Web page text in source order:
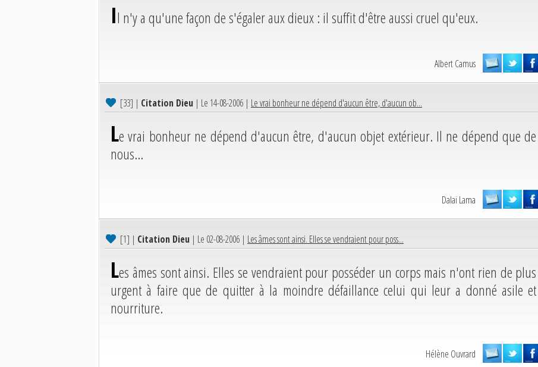
Il n'y a qu'une façon de s'égaler aux dieux : il suffit d'être aussi cruel qu'eux.
Albert Camus
[33] | Citation Dieu | Le 14-08-2006 | Le vrai bonheur ne dépend d'aucun être, d'aucun ob...
Le vrai bonheur ne dépend d'aucun être, d'aucun objet extérieur. Il ne dépend que de
nous...
Dalaï Lama
[1] | Citation Dieu | Le 02-08-2006 | Les âmes sont ainsi. Elles se vendraient pour poss...
Les âmes sont ainsi. Elles se vendraient pour posséder un corps mais n'ont rien de plus
urgent à faire que de quitter à la moindre défaillance celui qui leur a donné asile et
nourriture.
Hélène Ouvrard